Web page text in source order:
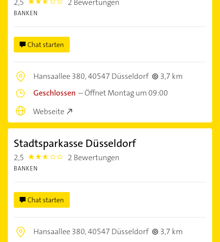
2,5 2.5 2 Bewertungen
BANKEN
Chat starten
Hansaallee 380,40547 Düsseldorf
3,7 km
Geschlossen –Öffnet Montag um 09:00
Webseite
Stadtsparkasse Düsseldorf
2,5 2.5 2 Bewertungen
BANKEN
Chat starten
Hansaallee 380,40547 Düsseldorf
3,7 km